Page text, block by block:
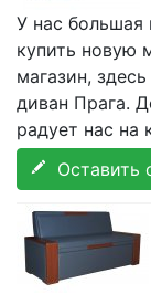
У нас большая
купить новую
магазин,
диван Прага.
радует нас на
Оставить